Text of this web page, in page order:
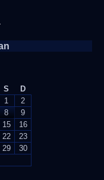
S
D
1
2
8
9
15
16
22
23
29
30